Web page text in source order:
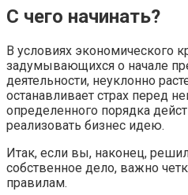
С чего начинать?
В условиях экономического
задумывающихся о начале
деятельности, неуклонно
останавливает страх перед
определенного порядка
реализовать бизнес идею.
Итак, если вы, наконец,
собственное дело, важно
правилам.